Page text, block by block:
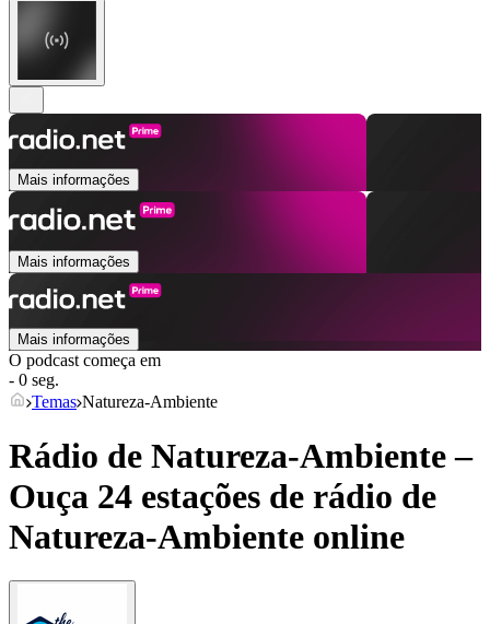
Mais informações
Mais informações
Mais informações
O podcast começa em
- 0 seg.
Temas Natureza-Ambiente
Rádio de Natureza-Ambiente –
Ouça 24 estações de rádio de
Natureza-Ambiente online